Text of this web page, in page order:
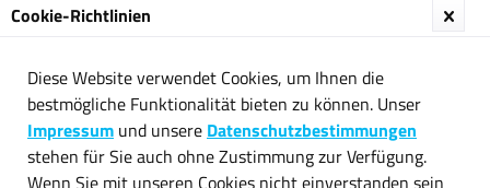
Cookie-Richtlinien
Diese Website verwendet Cookies, um Ihnen die
bestmögliche Funktionalität bieten zu können. Unser
Impressum und unsere Datenschutzbestimmungen
stehen für Sie auch ohne Zustimmung zur Verfügung.
Wenn Sie mit unseren Cookies nicht einverstanden sein